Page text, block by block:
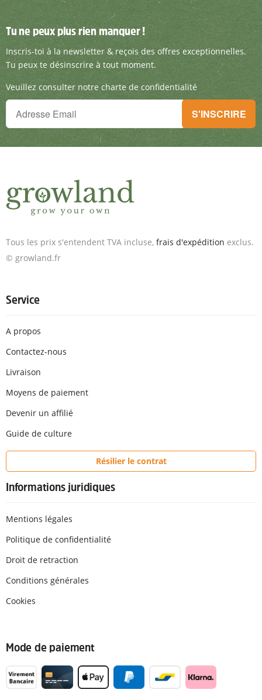
Tu ne peux plus rien manquer !
Inscris-toi à la newsletter & reçois des offres
Tu ne peux plus rien manquer !
Inscris-toi à la newsletter & reçois des offres exceptionnelles.
Tu peux te désinscrire à tout moment.
Veuillez consulter notre charte de confidentialité
Tu ne peux plus rien manquer !
Inscris-toi à la newsletter & reçois des offres exceptionnelles.
S'INSCRIRE
Tous les prix s'entendent TVA incluse, frais d'expédition exclus.
© growland.fr
Service
A propos
Contactez-nous
Livraison
Moyens de paiement
Devenir un affilié
Guide de culture
Résilier le contrat
Informations juridiques
Mentions légales
Politique de confidentialité
Droit de retraction
Conditions générales
Cookies
Mode de paiement